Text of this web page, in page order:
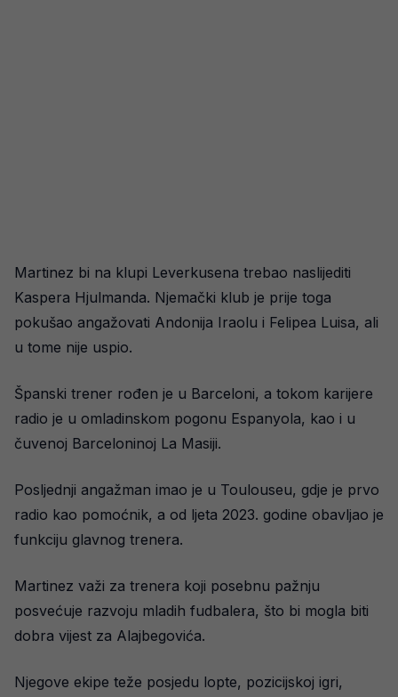
Martinez bi na klupi Leverkusena trebao naslijediti
Kaspera Hjulmanda. Njemački klub je prije toga
pokušao angažovati Andonija Iraolu i Felipea Luisa, ali
u tome nije uspio.
Španski trener rođen je u Barceloni, a tokom karijere
radio je u omladinskom pogonu Espanyola, kao i u
čuvenoj Barceloninoj La Masiji.
Posljednji angažman imao je u Toulouseu, gdje je prvo
radio kao pomoćnik, a od ljeta 2023. godine obavljao je
funkciju glavnog trenera.
Martinez važi za trenera koji posebnu pažnju
posvećuje razvoju mladih fudbalera, što bi mogla biti
dobra vijest za Alajbegovića.
Njegove ekipe teže posjedu lopte, pozicijskoj igri,